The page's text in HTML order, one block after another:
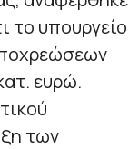
το υπουργείο
ευρώ.
των